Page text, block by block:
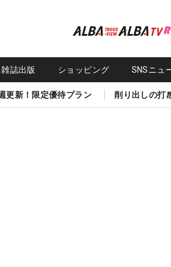
雑誌出版 ショッピング SNSニュ
更新！限定優待プラン 削り出しの打